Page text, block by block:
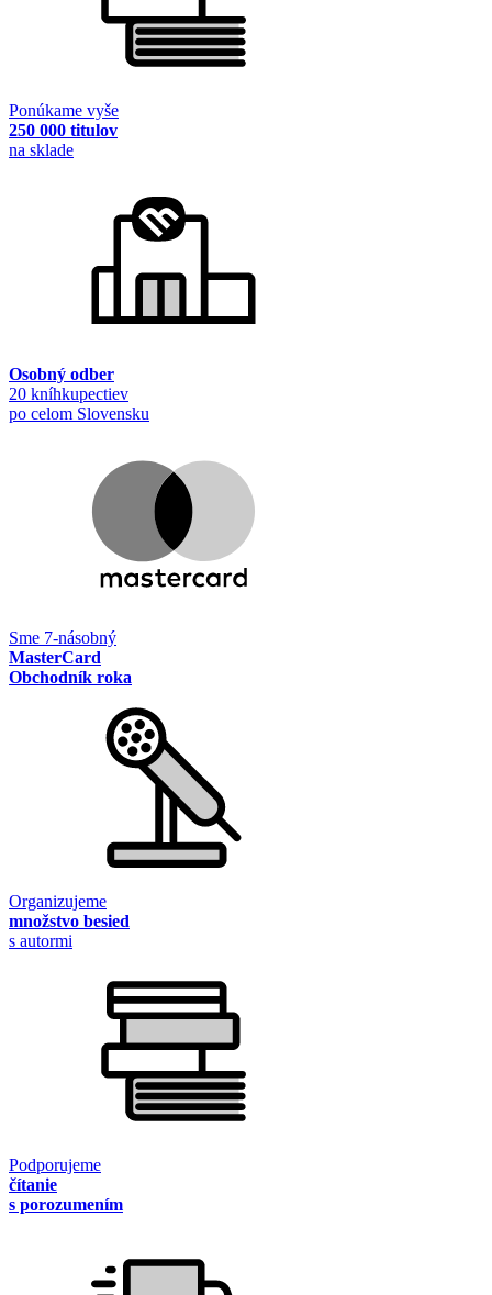
Ponúkame vyše
250 000 titulov
na sklade
Osobný odber
20 kníhkupectiev
po celom Slovensku
Sme 7-násobný
MasterCard
Obchodník roka
Organizujeme
množstvo besied
s autormi
Podporujeme
čítanie
s porozumením